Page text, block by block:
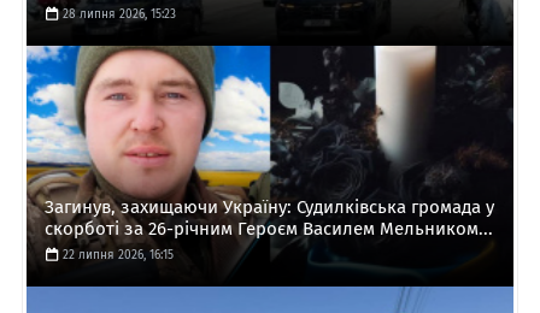
28 липня 2026, 15:23
Загинув, захищаючи Україну: Судилківська громада у
скорботі за 26-річним Героєм Василем Мельником...
22 липня 2026, 16:15